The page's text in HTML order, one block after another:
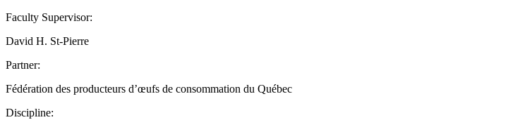
Faculty Supervisor:
David H. St-Pierre
Partner:
Fédération des producteurs d’œufs de consommation du Québec
Discipline: